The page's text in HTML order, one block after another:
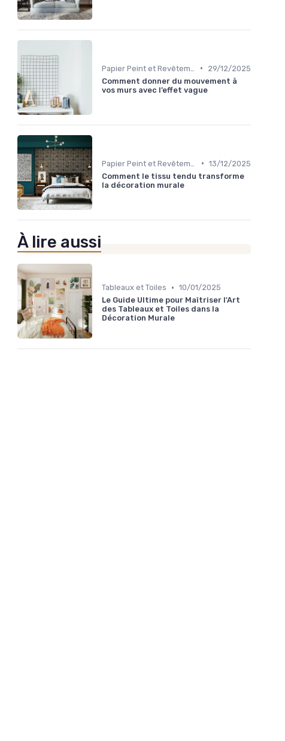
•
29/12/2025
Comment donner du mouvement à
vos murs avec l’effet vague
• 13/12/2025
Comment le tissu tendu transforme
la décoration murale
À lire aussi
Tableaux et Toiles • 10/01/2025
Le Guide Ultime pour Maîtriser l'Art
des Tableaux et Toiles dans la
Décoration Murale